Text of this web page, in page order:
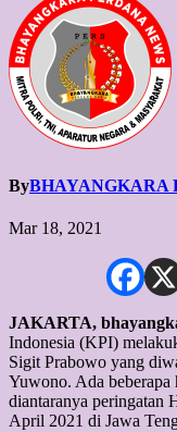
ByBHAYANGKARA
Mar 18, 2021
JAKARTA,
Indonesia (KPI)
Sigit Prabowo yang
Yuwono. Ada beberapa
diantaranya peringatan
April 2021 di Jawa